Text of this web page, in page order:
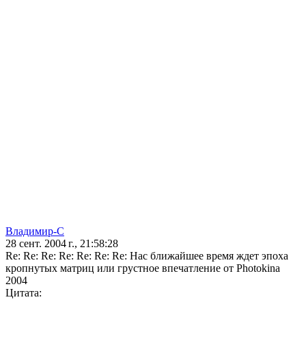
Владимир-С
28 сент. 2004 г., 21:58:28
Re: Re: Re: Re: Re: Re: Re: Нас ближайшее время ждет эпоха
кропнутых матриц или грустное впечатление от Photokina
2004
Цитата: